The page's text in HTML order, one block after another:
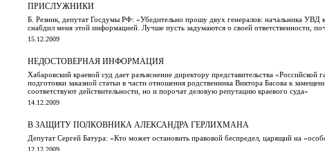
ПРИСЛУЖНИКИ
Б. Резник, депутат Госдумы РФ: «Убедительно прошу двух генералов: начальника
снабдил меня этой информацией. Лучше пусть задумаются о своей ответственности,
15.12.2009
НЕДОСТОВЕРНАЯ ИНФОРМАЦИЯ
Хабаровский краевой суд дает разъяснение директору представительства
подготовки заказной статьи в части отношения родственника Виктора Басова к
соответствуют действительности, но и порочат деловую репутацию краевого суда»
14.12.2009
В ЗАЩИТУ ПОЛКОВНИКА АЛЕКСАНДРА ГЕРЛИХМАНА
Депутат Сергей Батура: «Кто может остановить правовой беспредел, царящий на
12.12.2009